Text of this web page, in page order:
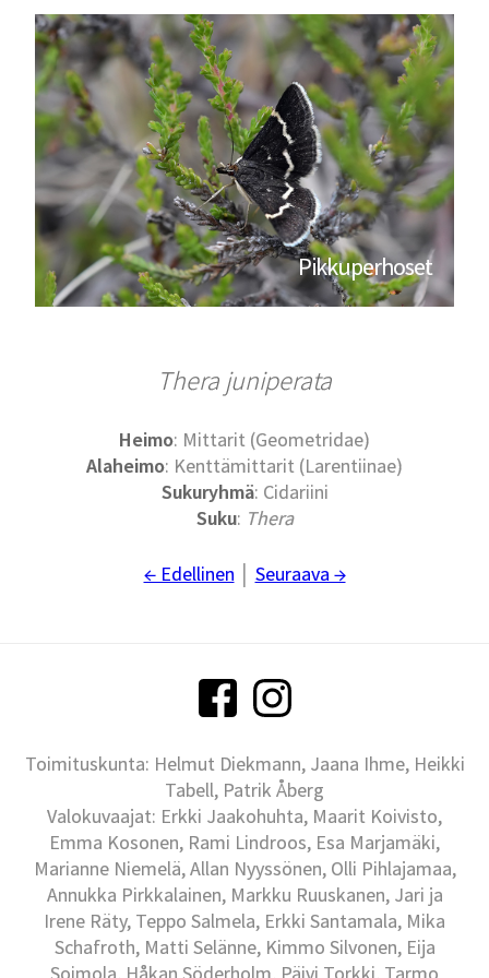
Pikkuperhoset
Thera juniperata
Heimo: Mittarit (Geometridae)
Alaheimo: Kenttämittarit (Larentiinae)
Sukuryhmä: Cidariini
Suku: Thera
← Edellinen Seuraava →
Toimituskunta: Helmut Diekmann, Jaana Ihme, Heikki
Tabell, Patrik Åberg
Valokuvaajat: Erkki Jaakohuhta, Maarit Koivisto,
Emma Kosonen, Rami Lindroos, Esa Marjamäki,
Marianne Niemelä, Allan Nyyssönen, Olli Pihlajamaa,
Annukka Pirkkalainen, Markku Ruuskanen, Jari ja
Irene Räty, Teppo Salmela, Erkki Santamala, Mika
Schafroth, Matti Selänne, Kimmo Silvonen, Eija